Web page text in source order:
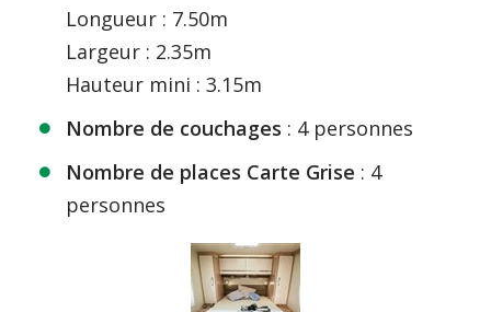
Longueur : 7.50m
Largeur : 2.35m
Hauteur mini : 3.15m
Nombre de couchages : 4 personnes
Nombre de places Carte Grise : 4
personnes